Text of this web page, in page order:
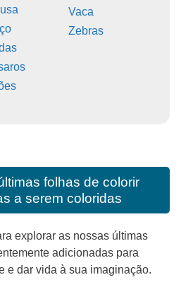
Vaca
Zebras
folhas de colorir
a serem coloridas
explorar as nossas últimas
adicionadas para
e dar vida à sua imaginação.